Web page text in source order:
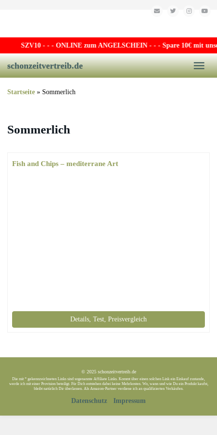
SZV10- - - ONLINE zum ANGELSCHEIN - - - Spare 10€ mit
schonzeitvertreib.de
Startseite » Sommerlich
Sommerlich
Fish and Chips – mediterrane Art
Details, Test, Preisvergleich
© 2025 schonzeitvertreib.de
Die mit * gekennzeichneten Links sind sogenannte Affiliate Links. Kommt über einen solchen Link ein Einkauf zustande,
werde ich mit einer Provision beteiligt. Für Dich entstehen dabei keine Mehrkosten. Wo, wann und wie Du ein Produkt kaufst,
bleibt natürlich Dir überlassen. Als Amazon-Partner verdiene ich an qualifizierten Verkäufen.
Datenschutz Impressum